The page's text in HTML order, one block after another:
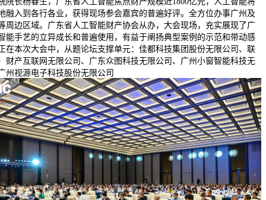
融入到各行各业，获得现场参会嘉宾的普遍好评。全方位办事广州及
周边区域。广东省人工智能财产协会从办，大会现场，充实展现了广
能手艺的立异成长和普遍使用，有益于阐扬典型案例的示范和带动感
在本次大会中，从题论坛支撑单元：佳都科技集团股份无限公司、联
财产互联网无限公司、广东众图科技无限公司、广州小窗智能科技无
州视源电子科技股份无限公司